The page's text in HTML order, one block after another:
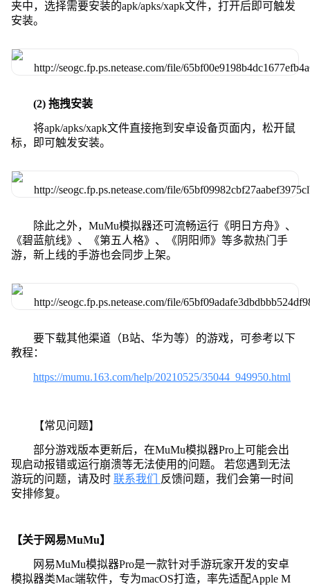
夹中，选择需要安装的apk/apks/xapk文件，打开后即可触发
安装。
(2) 拖拽安装
将apk/apks/xapk文件直接拖到安卓设备页面内，松开鼠
标，即可触发安装。
除此之外，MuMu模拟器还可流畅运行《明日方舟》、
《碧蓝航线》、《第五人格》、《阴阳师》等多款热门手
游，新上线的手游也会同步上架。
要下载其他渠道（B站、华为等）的游戏，可参考以下
教程：
https://mumu.163.com/help/20210525/35044_949950.html
【常见问题】
部分游戏版本更新后，在MuMu模拟器Pro上可能会出
现启动报错或运行崩溃等无法使用的问题。 若您遇到无法
游玩的问题，请及时 联系我们
反馈问题，我们会第一时间
安排修复。
【关于网易MuMu】
网易MuMu模拟器Pro是一款针对手游玩家开发的安卓
模拟器类Mac端软件，专为macOS打造，率先适配Apple M